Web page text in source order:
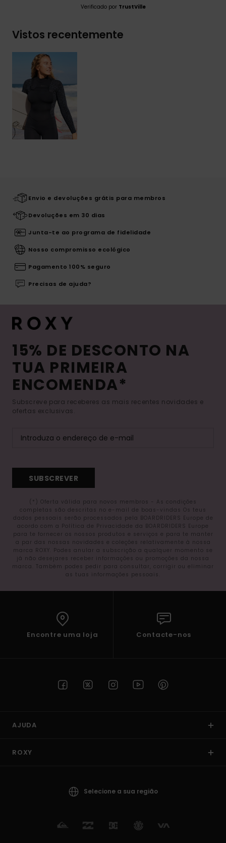
Verificado por TrustVille
Vistos recentemente
Envio e devoluções grátis para membros
Devoluções em 30 dias
Junta-te ao programa de fidelidade
Nosso compromisso ecológico
Pagamento 100% seguro
Precisas de ajuda?
15% DE DESCONTO NA
TUA PRIMEIRA
ENCOMENDA*
Subscreve para receberes as mais recentes novidades e
ofertas exclusivas.
SUBSCREVER
(*) Oferta válida para novos membros - As condições
completas são descritas no e-mail de boas-vindas Os teus
dados pessoais serão processados pela BOARDRIDERS Europe de
acordo com a Política de Privacidade da BOARDRIDERS Europe
para te fornecer os nossos produtos e serviços e para te manter
a par das nossas novidades e coleções relativamente à nossa
marca ROXY. Podes anular a subscrição a qualquer momento se
já não desejares receber informações ou promoções da nossa
marca. Também podes pedir para consultar, corrigir ou eliminar
as tuas informações pessoais.
Encontre uma loja Contacte-nos
AJUDA
ROXY
Selecione a sua região